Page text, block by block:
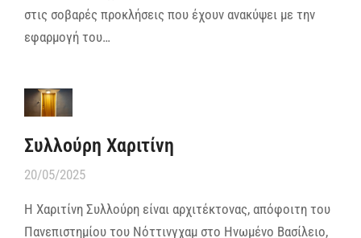
στις σοβαρές προκλήσεις που έχουν ανακύψει με την
εφαρμογή του…
Συλλούρη Χαριτίνη
20/05/2025
Η Χαριτίνη Συλλούρη είναι αρχιτέκτονας, απόφοιτη του
Πανεπιστημίου του Νόττινγχαμ στο Ηνωμένο Βασίλειο,